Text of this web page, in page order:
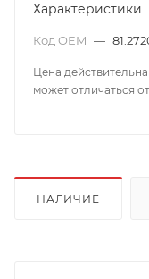
Характеристики
Код OEM —
Цена
может отличаться
НАЛИЧИЕ